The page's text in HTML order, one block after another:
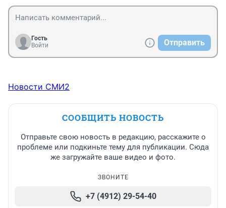
Гость
Войти
Отправить
Новости СМИ2
СООБЩИТЬ НОВОСТЬ
Отправьте свою новость в редакцию, расскажите о
проблеме или подкиньте тему для публикации. Сюда
же загружайте ваше видео и фото.
ЗВОНИТЕ
+7 (4912) 29-54-40